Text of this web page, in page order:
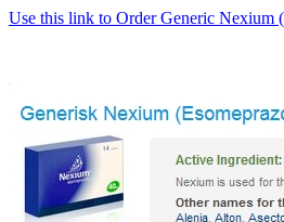
Use this link to Order Generic Nexium